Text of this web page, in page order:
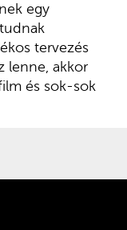
egy
tervezés
lenne, akkor
és sok-sok